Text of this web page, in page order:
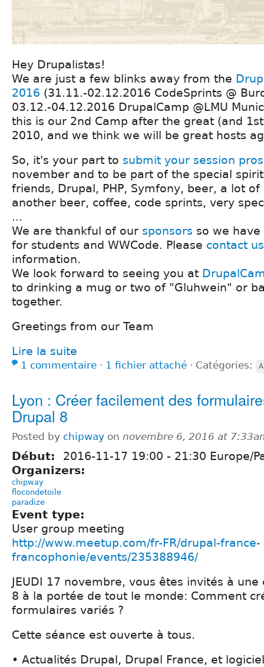
Hey Drupalistas!
We are just a few blinks away from the
2016 (31.11.-02.12.2016 CodeSprints @
03.12.-04.12.2016 DrupalCamp @LMU
this is our 2nd Camp after the great (and
2010, and we think we will be great hosts
So, it's your part to submit your session
november and to be part of the special
friends, Drupal, PHP, Symfony, beer, a lot
another beer, coffee, code sprints, very
...
We are thankful of our sponsors so we
for students and WWCode. Please contact us
information.
We look forward to seeing you at
to drinking a mug or two of "Gluhwein" or
together.
Greetings from our Team
Lire la suite
1 commentaire ⋅ 1 fichier attaché ⋅ Catégories:
Lyon : Créer facilement des
Drupal 8
Posted by chipway on novembre 6, 2016 at
Début: 2016-11-17 19:00 - 21:30 Europe/
Organizers:
chipway
flocondetoile
paradize
Event type:
User group meeting
http://www.meetup.com/fr-FR/drupal-france-
francophonie/events/235388946/
JEUDI 17 novembre, vous êtes invités à
8 à la portée de tout le monde: Comment
formulaires variés ?
Cette séance est ouverte à tous.
• Actualités Drupal, Drupal France, et